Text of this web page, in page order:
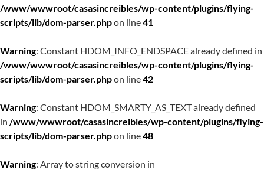
/www/wwwroot/casasincreibles/wp-content/plugins/flying-
scripts/lib/dom-parser.phpon line41
Warning: Constant HDOM_INFO_ENDSPACE already defined in
/www/wwwroot/casasincreibles/wp-content/plugins/flying-
scripts/lib/dom-parser.phpon line42
Warning: Constant HDOM_SMARTY_AS_TEXT already defined
in /www/wwwroot/casasincreibles/wp-content/plugins/flying-
scripts/lib/dom-parser.phpon line48
Warning: Array to string conversion in